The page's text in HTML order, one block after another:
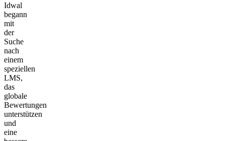
Idwal
begann
mit
der
Suche
nach
einem
speziellen
LMS,
das
globale
Bewertungen
unterstützen
und
eine